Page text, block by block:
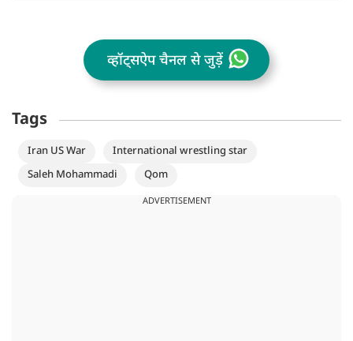
व्हॉट्सऐप चैनल से जुड़ें
Tags
Iran US War
International wrestling star
Saleh Mohammadi
Qom
ADVERTISEMENT